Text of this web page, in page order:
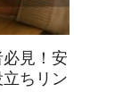
必見！安
ちリン